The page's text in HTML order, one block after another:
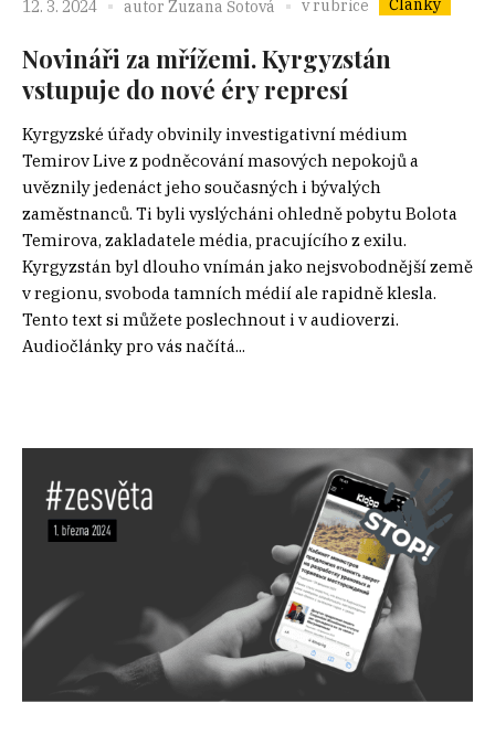
12. 3. 2024 autor Zuzana Šotová v rubrice
Novináři za mřížemi. Kyrgyzstán
vstupuje do nové éry represí
Kyrgyzské úřady obvinily investigativní médium
Temirov Live z podněcování masových nepokojů a
uvěznily jedenáct jeho současných i bývalých
zaměstnanců. Ti byli vyslýcháni ohledně pobytu Bolota
Temirova, zakladatele média, pracujícího z exilu.
Kyrgyzstán byl dlouho vnímán jako nejsvobodnější země
v regionu, svoboda tamních médií ale rapidně klesla.
Tento text si můžete poslechnout i v audioverzi.
Audiočlánky pro vás načítá...